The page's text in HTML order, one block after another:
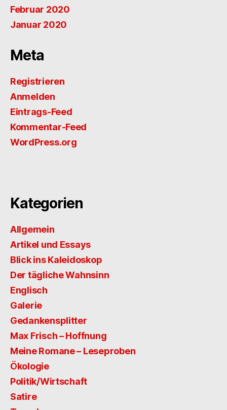
Februar 2020
Januar 2020
Meta
Registrieren
Anmelden
Eintrags-Feed
Kommentar-Feed
WordPress.org
Kategorien
Allgemein
Artikel und Essays
Blick ins Kaleidoskop
Der tägliche Wahnsinn
Englisch
Galerie
Gedankensplitter
Max Frisch – Hoffnung
Meine Romane – Leseproben
Ökologie
Politik/Wirtschaft
Satire